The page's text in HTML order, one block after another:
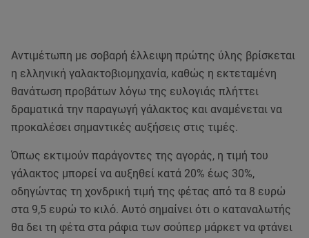
Αντιμέτωπη με σοβαρή έλλειψη πρώτης ύλης βρίσκεται
η ελληνική γαλακτοβιομηχανία, καθώς η εκτεταμένη
θανάτωση προβάτων λόγω της ευλογιάς πλήττει
δραματικά την παραγωγή γάλακτος και αναμένεται να
προκαλέσει σημαντικές αυξήσεις στις τιμές.
Όπως εκτιμούν παράγοντες της αγοράς, η τιμή του
γάλακτος μπορεί να αυξηθεί κατά 20% έως 30%,
οδηγώντας τη χονδρική τιμή της φέτας από τα 8 ευρώ
στα 9,5 ευρώ το κιλό. Αυτό σημαίνει ότι ο καταναλωτής
θα δει τη φέτα στα ράφια των σούπερ μάρκετ να φτάνει